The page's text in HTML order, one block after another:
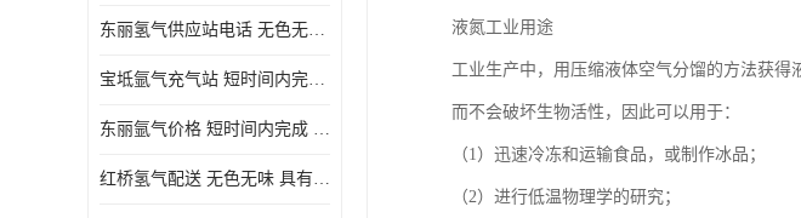
东丽氢气供应站电话 无色无味 储存和传输便利
宝坻氩气充气站 短时间内完成 人员经过培训
东丽氩气价格 短时间内完成 物流管理优良
红桥氢气配送 无色无味 具有较低的密度
液氮工业用途
工业生产中，用压缩液体空气分馏的方法获
而不会破坏生物活性，因此可以用于：
（1）迅速冷冻和运输食品，或制作冰品；
（2）进行低温物理学的研究；